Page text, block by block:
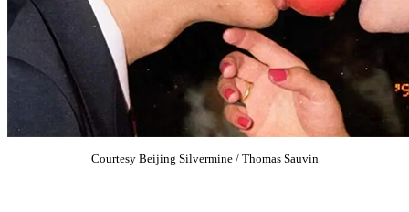
Courtesy Beijing Silvermine / Thomas Sauvin